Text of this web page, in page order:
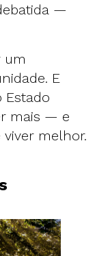
—
um
E
Estado
mais — e
melhor.